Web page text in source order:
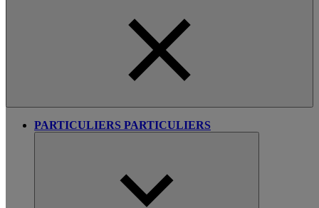
PARTICULIERS PARTICULIERS